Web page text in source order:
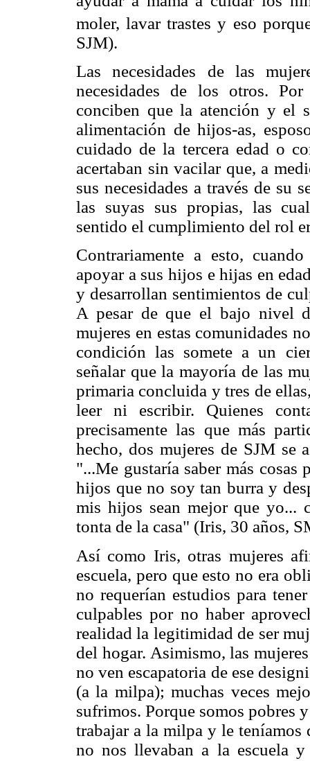
moler, lavar trastes y eso
SJM).
Las necesidades de las
necesidades de los otros.
conciben que la atención y el
alimentación de hijos-as,
cuidado de la tercera edad o
acertaban sin vacilar que, a
sus necesidades a través de su
las suyas sus propias, las
sentido el cumplimiento del rol
Contrariamente a esto,
apoyar a sus hijos e hijas en
y desarrollan sentimientos de
A pesar de que el bajo nivel
mujeres en estas comunidades
condición las somete a un
señalar que la mayoría de las
primaria concluida y tres de
leer ni escribir. Quienes
precisamente las que más
hecho, dos mujeres de SJM se
"...Me gustaría saber más cosas
hijos que no soy tan burra y
mis hijos sean mejor que yo...
tonta de la casa" (Iris, 30 años,
Así como Iris, otras mujeres
escuela, pero que esto no era
no requerían estudios para
culpables por no haber
realidad la legitimidad de ser
del hogar. Asimismo, las
no ven escapatoria de ese
(a la milpa); muchas veces
sufrimos. Porque somos pobres
trabajar a la milpa y le teníamos
no nos llevaban a la escuela